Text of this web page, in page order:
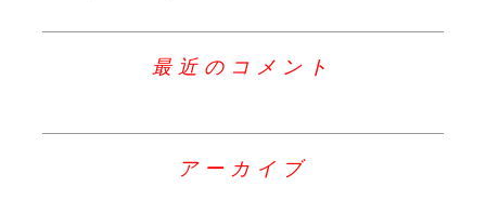
最近のコメント
アーカイブ